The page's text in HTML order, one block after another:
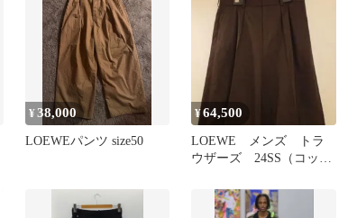
¥38,000
LOEWEパンツ size50
¥64,500
LOEWE メンズ トラ
ウザーズ 24SS（コット